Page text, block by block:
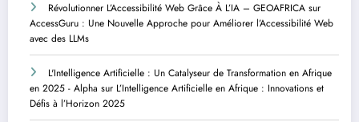
Révolutionner L’Accessibilité Web Grâce À L’IA – GEOAFRICA sur
AccessGuru : Une Nouvelle Approche pour Améliorer l’Accessibilité Web
avec des LLMs
L'Intelligence Artificielle : Un Catalyseur de Transformation en Afrique
en 2025 - Alpha sur L’Intelligence Artificielle en Afrique : Innovations et
Défis à l’Horizon 2025